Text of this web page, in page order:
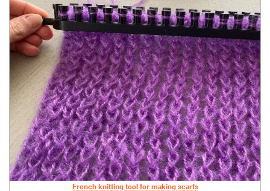
French knitting tool for making scarfs